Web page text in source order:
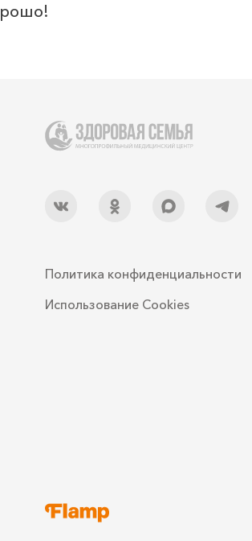
Политика конфиденциальности
Использование Cookies